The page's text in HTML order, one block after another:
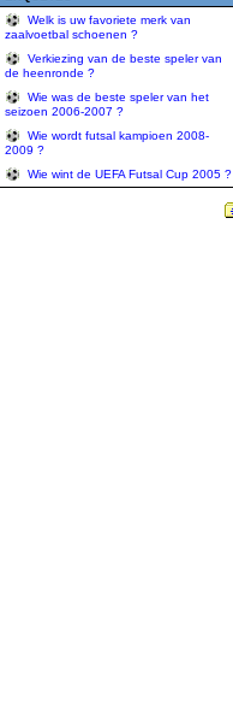
Welk is uw favoriete merk van
zaalvoetbal schoenen ?
Verkiezing van de beste speler van
de heenronde ?
Wie was de beste speler van het
seizoen 2006-2007 ?
Wie wordt futsal kampioen 2008-
2009 ?
Wie wint de UEFA Futsal Cup 2005 ?